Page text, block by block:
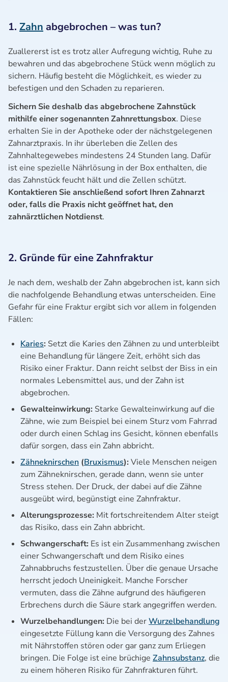
1. Zahn abgebrochen – was tun?
Zuallererst ist es trotz aller Aufregung wichtig, Ruhe zu
bewahren und das abgebrochene Stück wenn möglich zu
sichern. Häufig besteht die Möglichkeit, es wieder zu
befestigen und den Schaden zu reparieren.
Sichern Sie deshalb das abgebrochene Zahnstück
mithilfe einer sogenannten Zahnrettungsbox. Diese
erhalten Sie in der Apotheke oder der nächstgelegenen
Zahnarztpraxis. In ihr überleben die Zellen des
Zahnhaltegewebes mindestens 24 Stunden lang. Dafür
ist eine spezielle Nährlösung in der Box enthalten, die
das Zahnstück feucht hält und die Zellen schützt.
Kontaktieren Sie anschließend sofort Ihren Zahnarzt
oder, falls die Praxis nicht geöffnet hat, den
zahnärztlichen Notdienst.
2. Gründe für eine Zahnfraktur
Je nach dem, weshalb der Zahn abgebrochen ist, kann sich
die nachfolgende Behandlung etwas unterscheiden. Eine
Gefahr für eine Fraktur ergibt sich vor allem in folgenden
Fällen:
Karies: Setzt die Karies den Zähnen zu und unterbleibt
eine Behandlung für längere Zeit, erhöht sich das
Risiko einer Fraktur. Dann reicht selbst der Biss in ein
normales Lebensmittel aus, und der Zahn ist
abgebrochen.
Gewalteinwirkung: Starke Gewalteinwirkung auf die
Zähne, wie zum Beispiel bei einem Sturz vom Fahrrad
oder durch einen Schlag ins Gesicht, können ebenfalls
dafür sorgen, dass ein Zahn abbricht.
Zähneknirschen (Bruxismus): Viele Menschen neigen
zum Zähneknirschen, gerade dann, wenn sie unter
Stress stehen. Der Druck, der dabei auf die Zähne
ausgeübt wird, begünstigt eine Zahnfraktur.
Alterungsprozesse: Mit fortschreitendem Alter steigt
das Risiko, dass ein Zahn abbricht.
Schwangerschaft: Es ist ein Zusammenhang zwischen
einer Schwangerschaft und dem Risiko eines
Zahnabbruchs festzustellen. Über die genaue Ursache
herrscht jedoch Uneinigkeit. Manche Forscher
vermuten, dass die Zähne aufgrund des häufigeren
Erbrechens durch die Säure stark angegriffen werden.
Wurzelbehandlungen: Die bei derWurzelbehandlung
eingesetzte Füllung kann die Versorgung des Zahnes
mit Nährstoffen stören oder gar ganz zum Erliegen
bringen. Die Folge ist eine brüchige Zahnsubstanz, die
zu einem höheren Risiko für Zahnfrakturen führt.